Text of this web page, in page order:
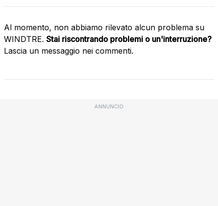
Al momento, non abbiamo rilevato alcun problema su
WINDTRE. Stai riscontrando problemi o un'interruzione?
Lascia un messaggio nei commenti.
ANNUNCIO